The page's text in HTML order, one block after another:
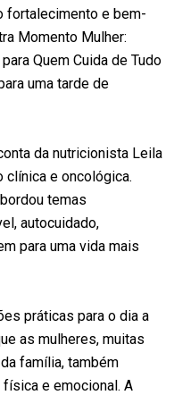
fortalecimento e bem-
Momento Mulher:
Quem Cuida de Tudo
uma tarde de
da nutricionista Leila
clínica e oncológica.
temas
autocuidado,
para uma vida mais
práticas para o dia a
as mulheres, muitas
família, também
e emocional. A